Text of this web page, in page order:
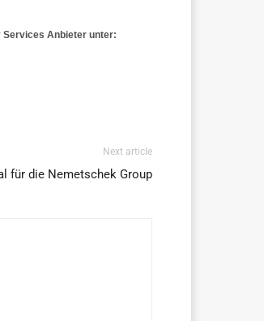
Services Anbieter unter:
Next article
für die Nemetschek Group